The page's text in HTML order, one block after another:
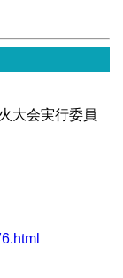
大会実行委員